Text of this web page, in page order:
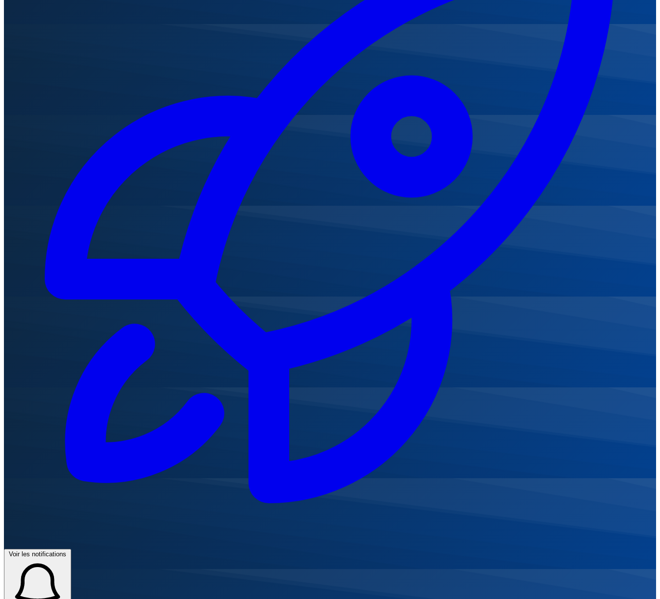
Voir les notifications